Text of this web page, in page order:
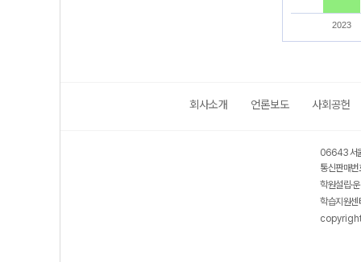
2023
회사소개 언론보도 사회공헌
06643 서
통신판매
학원설립·
학습지원